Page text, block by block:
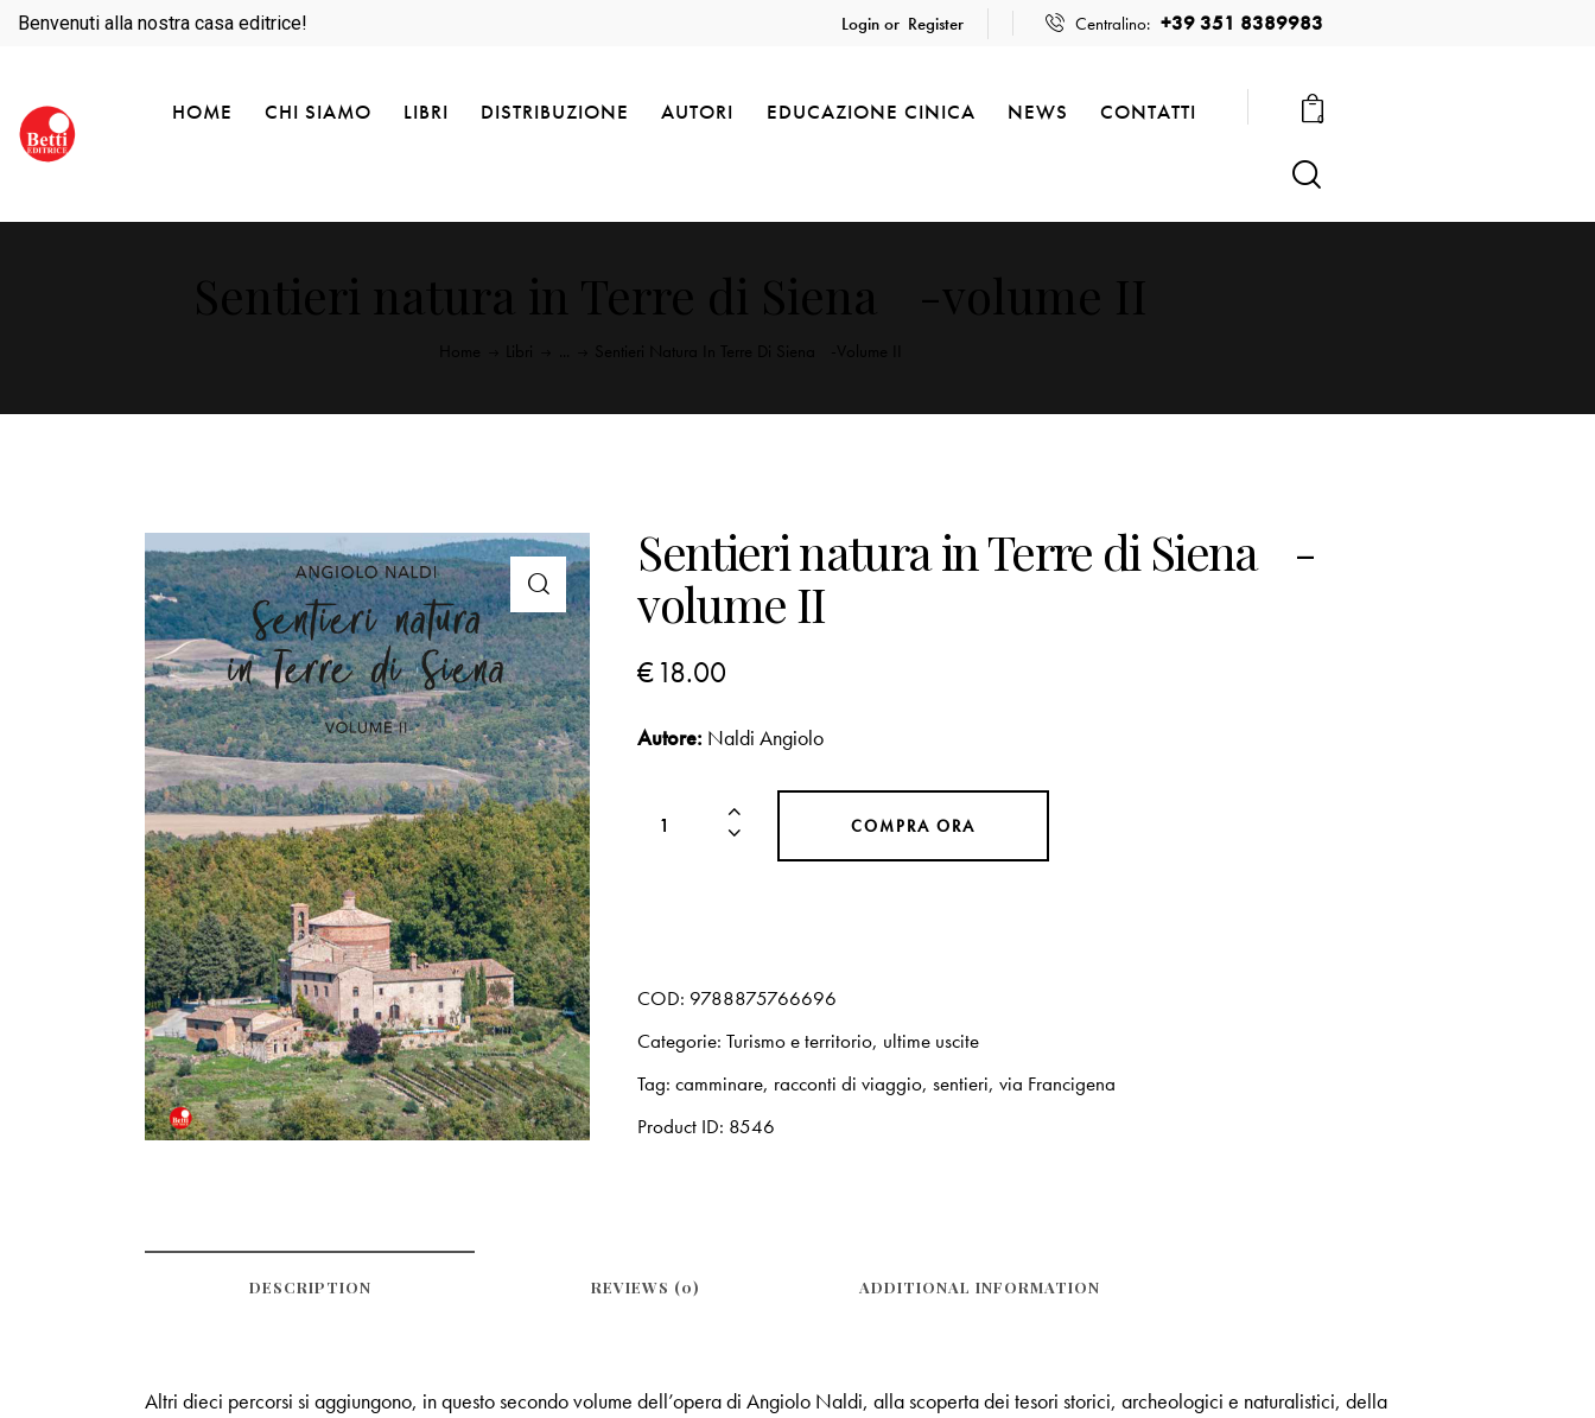
Benvenuti alla nostra casa editrice! Login or Register Centralino: +39 351 8389983
HOME CHI SIAMO LIBRI DISTRIBUZIONE AUTORI EDUCAZIONE CINICA NEWS CONTATTI 0
Sentieri natura in Terre di Siena -
volume II
€18.00
Autore: Naldi Angiolo
COMPRA ORA
COD: 9788875766696
Categorie:Turismo e territorio, ultime uscite
Tag:camminare, racconti di viaggio,sentieri,via Francigena
Product ID: 8546
DESCRIPTION REVIEWS (0) ADDITIONAL INFORMATION
Altri dieci percorsi si aggiungono, in questo secondo volume dell’opera di Angiolo Naldi, alla scoperta dei tesori storici, archeologici e naturalistici, della